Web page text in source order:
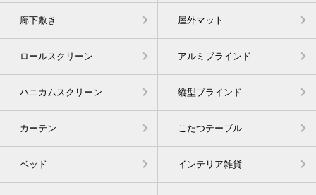
廊下敷き 屋外マット
ロールスクリーン アルミブラインド
ハニカムスクリーン 縦型ブラインド
カーテン こたつテーブル
ベッド インテリア雑貨